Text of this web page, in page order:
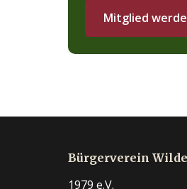
Mitglied
Bürgerverein
1979 e.V.